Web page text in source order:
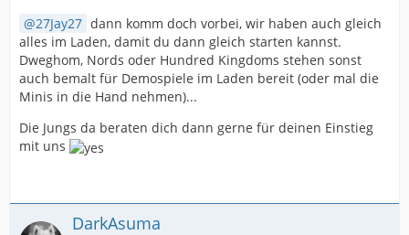
27Jay27 dann komm doch vorbei, wir haben auch gleich
alles im Laden, damit du dann gleich starten kannst.
Dweghom, Nords oder Hundred Kingdoms stehen sonst
auch bemalt für Demospiele im Laden bereit (oder mal die
Minis in die Hand nehmen)...
Die Jungs da beraten dich dann gerne für deinen Einstieg
mit uns
DarkAsuma